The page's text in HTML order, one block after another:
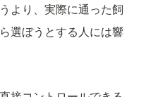
より、実際に通った飼
選ぼうとする人には響